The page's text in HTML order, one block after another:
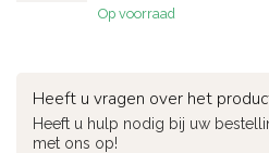
Op voorraad
Heeft u vragen over het
Heeft u hulp nodig bij uw
met ons op!